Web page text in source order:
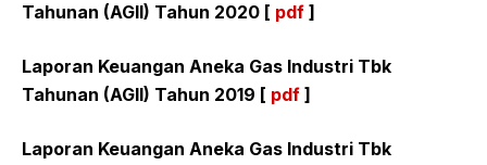
Tahunan (AGII) Tahun 2020 [ pdf ]
Laporan Keuangan Aneka Gas Industri Tbk
Tahunan (AGII) Tahun 2019 [ pdf ]
Laporan Keuangan Aneka Gas Industri Tbk